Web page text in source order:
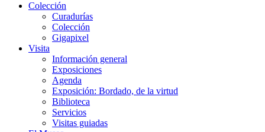
Colección
Curadurías
Colección
Gigapixel
Visita
Información general
Exposiciones
Agenda
Exposición: Bordado, de la virtud
Biblioteca
Servicios
Visitas guiadas